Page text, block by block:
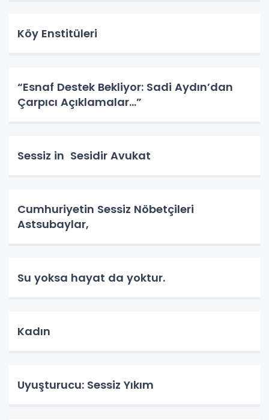
Köy Enstitüleri
“Esnaf Destek Bekliyor: Sadi Aydın’dan
Çarpıcı Açıklamalar…”
Sessiz in Sesidir Avukat
Cumhuriyetin Sessiz Nöbetçileri
Astsubaylar,
Su yoksa hayat da yoktur.
Kadın
Uyuşturucu: Sessiz Yıkım